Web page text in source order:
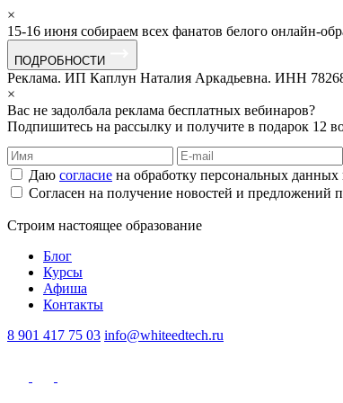
×
15-16 июня собираем всех фанатов белого онлайн-
ПОДРОБНОСТИ
Реклама. ИП Каплун Наталия Аркадьевна. ИНН
×
Вас не задолбала реклама бесплатных вебинаров?
Подпишитесь на рассылку и получите в подарок 12
Даю согласие на обработку персональных
Согласен на получение новостей и предложений
Строим настоящее образование
Блог
Курсы
Афиша
Контакты
8 901 417 75 03 info@whiteedtech.ru